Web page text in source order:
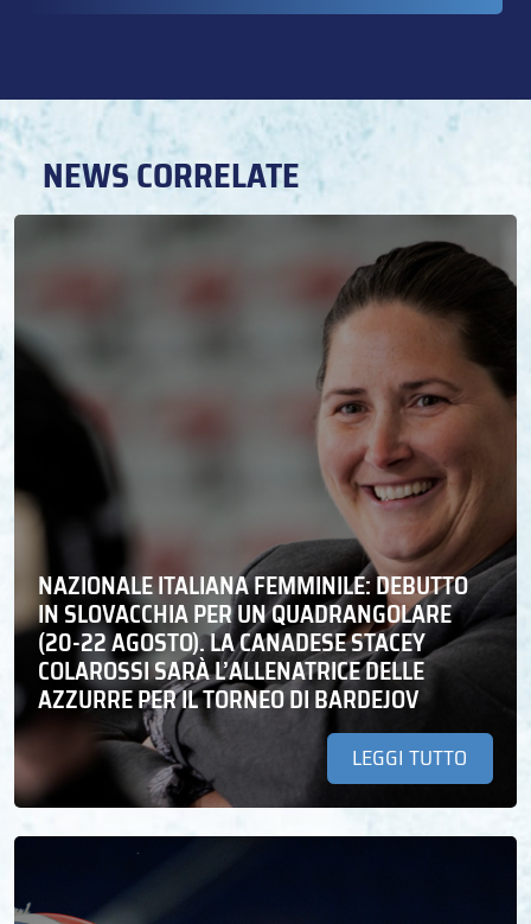
NEWS CORRELATE
NAZIONALE ITALIANA FEMMINILE: DEBUTTO
IN SLOVACCHIA PER UN QUADRANGOLARE
(20-22 AGOSTO). LA CANADESE STACEY
COLAROSSI SARÀ L’ALLENATRICE DELLE
AZZURRE PER IL TORNEO DI BARDEJOV
LEGGI TUTTO